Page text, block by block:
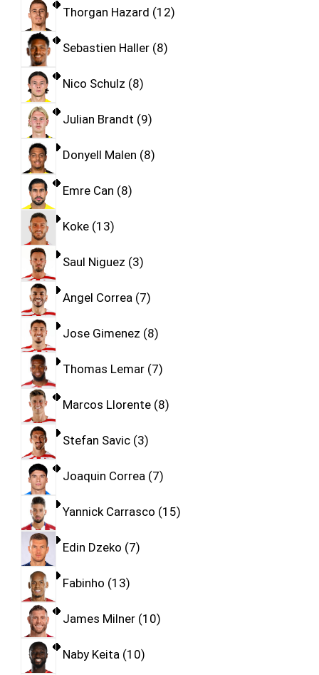
Thorgan Hazard 12
Sebastien Haller 8
Nico Schulz 8
Julian Brandt 9
Donyell Malen 8
Emre Can 8
Koke 13
Saul Niguez 3
Angel Correa 7
Jose Gimenez 8
Thomas Lemar 7
Marcos Llorente 8
Stefan Savic 3
Joaquin Correa 7
Yannick Carrasco 15
Edin Dzeko 7
Fabinho 13
James Milner 10
Naby Keita 10